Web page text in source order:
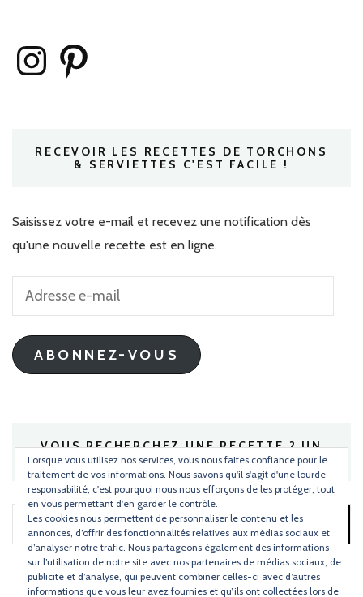
InstagramPinterest
RECEVOIR LES RECETTES DE TORCHONS
& SERVIETTES C'EST FACILE !
Saisissez votre e-mail et recevez une notification dès
qu'une nouvelle recette est en ligne.
Adresse
mail
ABONNEZ-VOUS
VOUS RECHERCHEZ UNE RECETTE ? UN
INGRÉDIENT ?
Rechercher :
Lorsque vous utilisez nos services, vous nous faites confiance pour le
traitement de vos informations. Nous savons qu'il s'agit d'une lourde
responsabilité, c'est pourquoi nous nous efforçons de les protéger, tout
en vous permettant d'en garder le contrôle.
Les cookies nous permettent de personnaliser le contenu et les
annonces, d’offrir des fonctionnalités relatives aux médias sociaux et
d’analyser notre trafic. Nous partageons également des informations
sur l’utilisation de notre site avec nos partenaires de médias sociaux, de
publicité et d’analyse, qui peuvent combiner celles-ci avec d’autres
informations que vous leur avez fournies et qu’ils ont collectées lors de